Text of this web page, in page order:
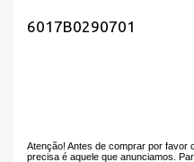
6017B0290701
Atenção! Antes de comprar por favor
precisa é aquele que anunciamos.